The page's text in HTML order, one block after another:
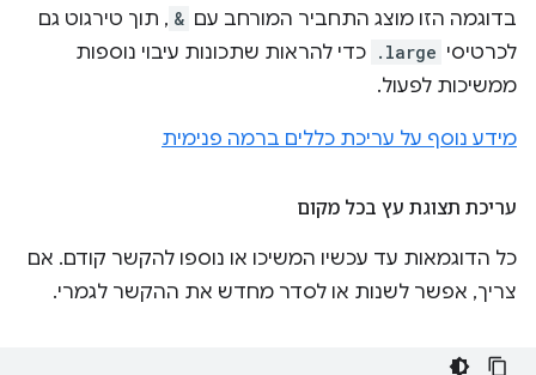
בדוגמה הזו מוצג התחביר המורחב עם & , תוך טירגוט גם
לכרטיסי .large כדי להראות שתכונות עיבוי נוספות
ממשיכות לפעול.
מידע נוסף על עריכת כללים ברמה פנימית
עריכת תצוגת עץ בכל מקום
כל הדוגמאות עד עכשיו המשיכו או נוספו להקשר קודם. אם
צריך, אפשר לשנות או לסדר מחדש את ההקשר לגמרי.